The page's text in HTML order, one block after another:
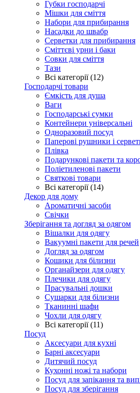
Губки господарчі
Мішки для сміття
Набори для прибирання
Насадки до швабр
Серветки для прибирання
Сміттєві урни і баки
Совки для сміття
Тази
Всі категорії (12)
Господарчі товари
Ємкість для душа
Ваги
Господарські сумки
Контейнери універсальні
Одноразовий посуд
Паперові рушники і
Плівка
Подарункові пакети та
Поліетиленові пакети
Святкові товари
Всі категорії (14)
Декор для дому
Ароматичні засоби
Свічки
Зберігання та догляд за одягом
Вішалки для одягу
Вакуумні пакети для речей
Догляд за одягом
Кошики для білизни
Органайзери для одягу
Плечики для одягу
Прасувальні дошки
Сушарки для білизни
Тканинні шафи
Чохли для одягу
Всі категорії (11)
Посуд
Аксесуари для кухні
Барні аксесуари
Дитячий посуд
Кухонні ножі та набори
Посуд для запікання та
Посуд для зберігання